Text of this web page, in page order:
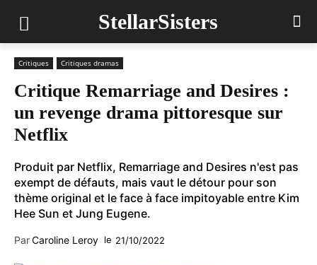
StellarSisters
Critiques Critiques dramas
Critique Remarriage and Desires :
un revenge drama pittoresque sur
Netflix
Produit par Netflix, Remarriage and Desires n'est pas
exempt de défauts, mais vaut le détour pour son
thème original et le face à face impitoyable entre Kim
Hee Sun et Jung Eugene.
ParCaroline Leroy le 21/10/2022